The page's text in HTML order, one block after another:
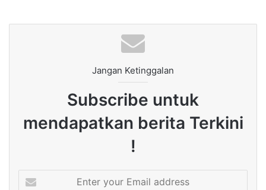
Jangan Ketinggalan
Subscribe untuk
mendapatkan berita Terkini
!
your